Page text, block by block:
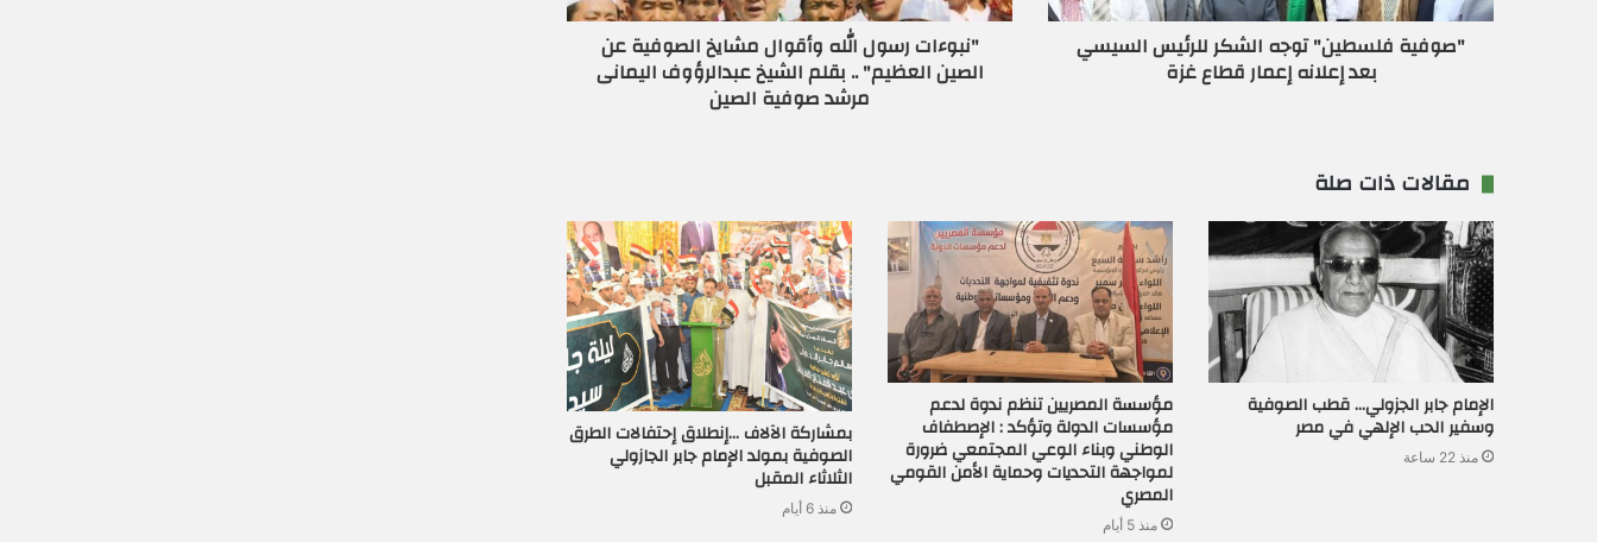
و
ن
"صوفية فلسطين" توجه الشكر للرئيس السيسي
بعد إعلانه إعمار قطاع غزة
"نبوءات رسول الله وأقوال مشايخ الصوفية عن
الصين العظيم" .. بقلم الشيخ عبدالرؤوف اليمانى
مرشد صوفية الصين
مقالات ذات صلة
الإمام جابر الجزولي… قطب الصوفية
وسفير الحب الإلهي في مصر
منذ 22 ساعة
مؤسسة المصريين تنظم ندوة لدعم
مؤسسات الدولة وتؤكد : الإصطفاف
الوطني وبناء الوعي المجتمعي ضرورة
لمواجهة التحديات وحماية الأمن القومي
المصري
منذ 5 أيام
بمشاركة الآلاف …إنطلاق إحتفالات الطرق
الصوفية بمولد الإمام جابر الجازولي
الثلاثاء المقبل
منذ 6 أيام